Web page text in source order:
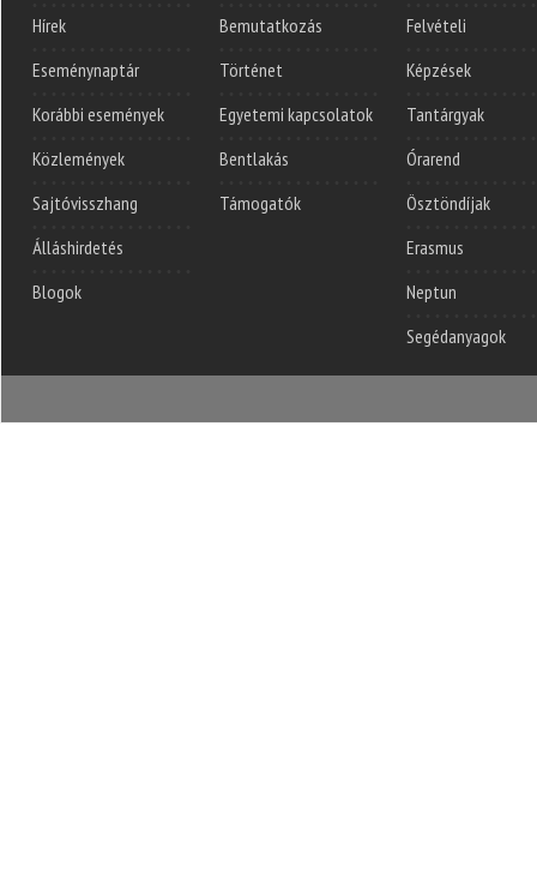
Hírek
Eseménynaptár
Korábbi események
Közlemények
Sajtóvisszhang
Álláshirdetés
Blogok
Bemutatkozás
Történet
Egyetemi kapcsolatok
Bentlakás
Támogatók
Felvételi
Képzések
Tantárgyak
Órarend
Ösztöndíjak
Erasmus
Neptun
Segédanyagok